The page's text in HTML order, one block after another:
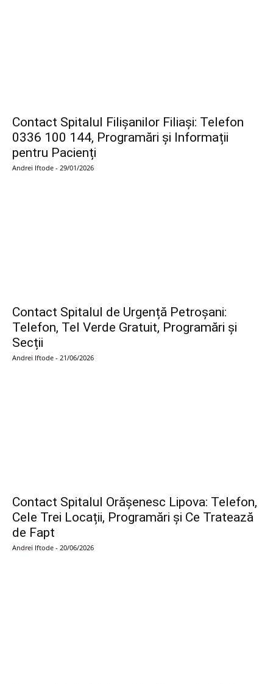
Contact Spitalul Filișanilor Filiași: Telefon
0336 100 144, Programări și Informații
pentru Pacienți
Andrei Iftode - 29/01/2026
Contact Spitalul de Urgență Petroșani:
Telefon, Tel Verde Gratuit, Programări și
Secții
Andrei Iftode - 21/06/2026
Contact Spitalul Orășenesc Lipova: Telefon,
Cele Trei Locații, Programări și Ce Tratează
de Fapt
Andrei Iftode - 20/06/2026